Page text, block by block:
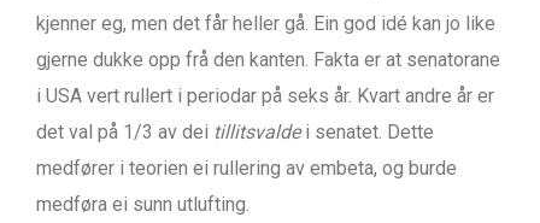
kjenner eg, men det får heller gå. Ein god idé kan jo like
gjerne dukke opp frå den kanten. Fakta er at senatorane
i USA vert rullert i periodar på seks år. Kvart andre år er
det val på 1/3 av dei tillitsvaldei senatet. Dette
medfører i teorien ei rullering av embeta, og burde
medføra ei sunn utlufting.